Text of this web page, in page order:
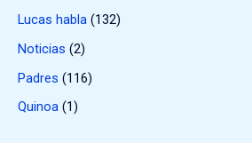
Lucas habla (132)
Noticias (2)
Padres (116)
Quinoa (1)